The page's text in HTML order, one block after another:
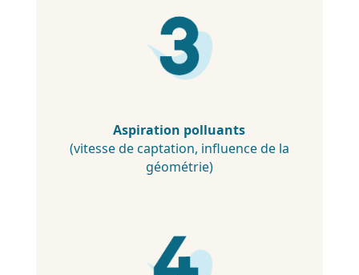
Aspiration polluants
(vitesse de captation, influence de la
géométrie)